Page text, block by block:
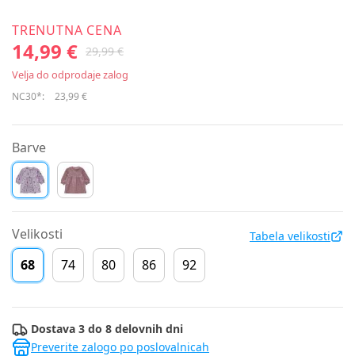
TRENUTNA CENA
14,99 € 29,99 €
Velja do odprodaje zalog
NC30*: 23,99 €
Barve
Velikosti Tabela velikosti
68 74 80 86 92
Dostava 3 do 8 delovnih dni
Preverite zalogo po poslovalnicah